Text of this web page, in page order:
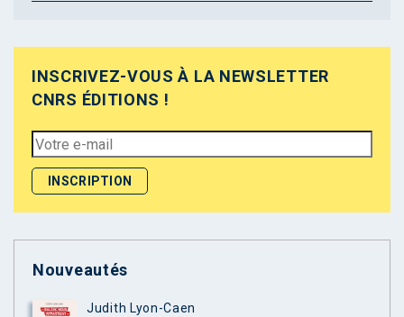
INSCRIVEZ-VOUS À LA NEWSLETTER
CNRS ÉDITIONS !
Nouveautés
Judith Lyon-Caen